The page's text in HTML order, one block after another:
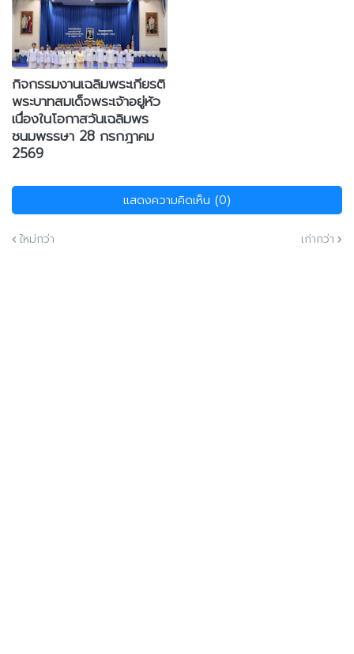
กิจกรรมงานเฉลิมพระเกียรติ
พระบาทสมเด็จพระเจ้าอยู่หัว
เนื่องในโอกาสวันเฉลิมพร
ชนมพรรษา 28 กรกฎาคม
2569
แสดงความคิดเห็น (0)
ใหม่กว่า เก่ากว่า